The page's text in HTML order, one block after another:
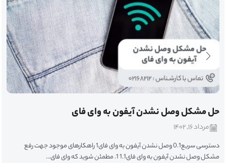
حل مشکل وصل نشدن آیفون به وای فای
مرداد ۱۶, ۱۴۰۲
دسترسی سریع0.1 وصل نشدن آیفون به وای فای1 راهکارهای موجود جهت رفع
مشکل وصل نشدن آیفون به وای فای1.1 1. مطمئن شوید که وای فای...